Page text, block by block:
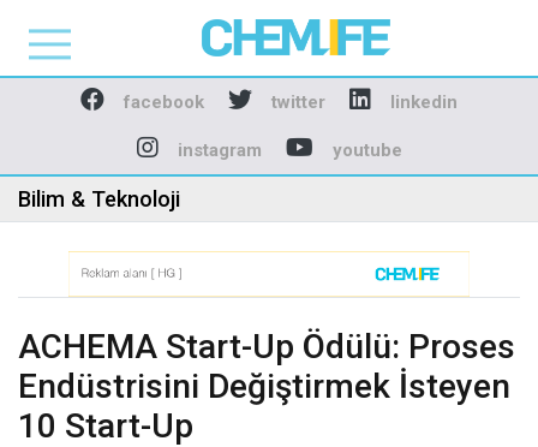
Chemlife - Basılı ve
facebook twitter linkedin
instagram youtube
Bilim & Teknoloji
ACHEMA Start-Up Ödülü: Proses
Endüstrisini Değiştirmek İsteyen
10 Start-Up